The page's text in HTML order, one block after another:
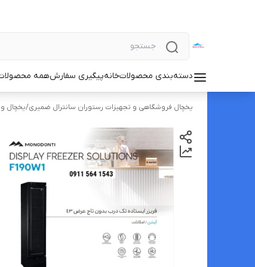
دسته‌بندی محصولاتخانهپیگیری سفارشهمه
یخچال فروشگاهی و تجهیزات رستوران سانترال ضمیری/یخچال